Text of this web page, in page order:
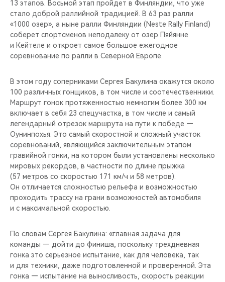
CHERY REMOTE
CHERY И СПОРТ
ВИДЕООБЗОРЫ
CHERY ДЛЯ ДЕТЕЙ
13 этапов. Восьмой этап пройдет в Финляндии, что уже
стало доброй раллийной традицией. В 63 раз ралли
«1000 озер», а ныне ралли Финляндии (Neste Rally Finland)
соберет спортсменов неподалеку от озер Пяйянне
и Кейтеле и откроет самое большое ежегодное
соревнование по ралли в Северной Европе.
В этом году соперниками Сергея Бакулина окажутся около
100 различных гонщиков, в том числе и соотечественники.
Маршрут гонок протяженностью немногим более 300 км
включает в себя 23 спецучастка, в том числе и самый
легендарный отрезок маршрута на пути к победе —
Оунинпохья. Это самый скоростной и сложный участок
соревнований, являющийся заключительным этапом
гравийной гонки, на котором были установлены несколько
мировых рекордов, в частности по длине прыжка
(57 метров со скоростью 171 км/ч и 58 метров).
Он отличается сложностью рельефа и возможностью
проходить трассу на грани возможностей автомобиля
и с максимальной скоростью.
По словам Сергея Бакулина: «главная задача для
команды — дойти до финиша, поскольку трехдневная
гонка это серьезное испытание, как для человека, так
и для техники, даже подготовленной и проверенной. Эта
гонка — испытание на выносливость, скорость реакции